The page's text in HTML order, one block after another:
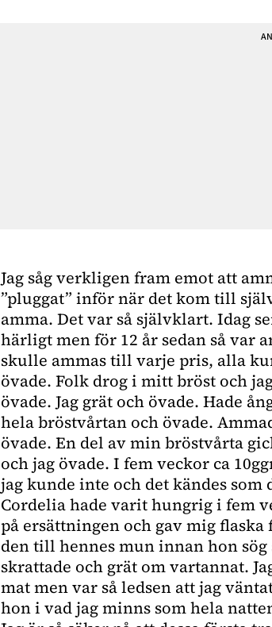
Jag såg verkligen fram emot att
”pluggat” inför när det kom till
amma. Det var så självklart. Idag
härligt men för 12 år sedan så var
skulle ammas till varje pris, alla
övade. Folk drog i mitt bröst och
övade. Jag grät och övade. Hade
hela bröstvårtan och övade.
övade. En del av min bröstvårta
och jag övade. I fem veckor ca
jag kunde inte och det kändes
Cordelia hade varit hungrig i fem
på ersättningen och gav mig
den till hennes mun innan hon sög
skrattade och grät om vartannat.
mat men var så ledsen att jag
hon i vad jag minns som hela